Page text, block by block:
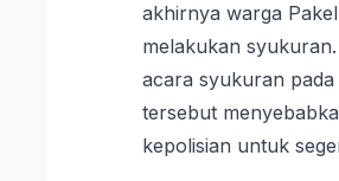
akhirnya warga
melakukan
acara syukuran
tersebut
kepolisian untuk